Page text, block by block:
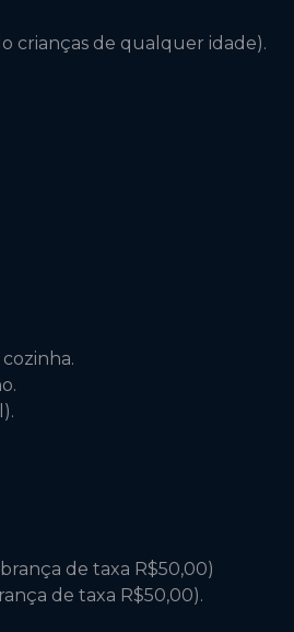
crianças de qualquer idade).
de taxa R$50,00)
de taxa R$50,00).